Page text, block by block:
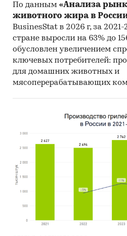
По данным «Анализа
животного жира в
BusinesStat в 2026 г, за
стране выросли на 63% до
обусловлен увеличением
ключевых потребителей:
для домашних животных и
мясоперерабатывающих